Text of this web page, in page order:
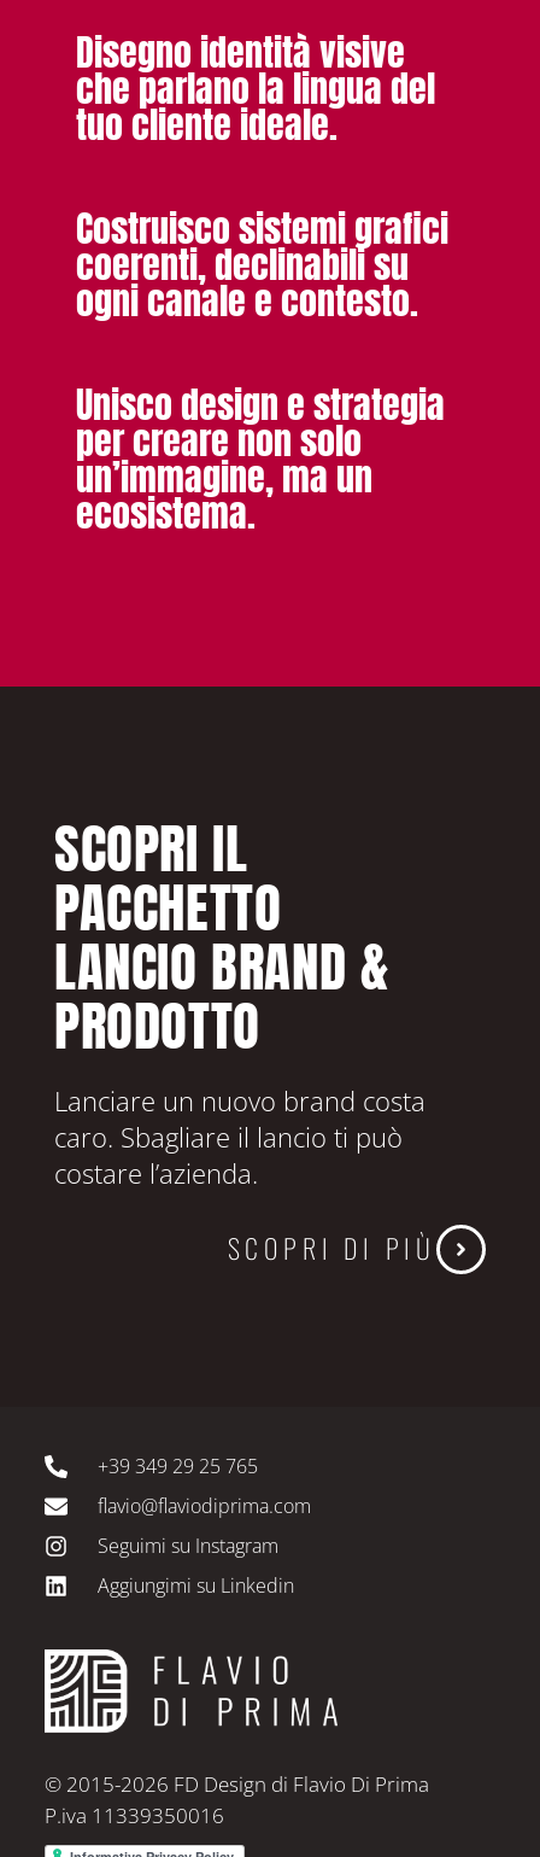
Disegno identità visive
che parlano la lingua del
tuo cliente ideale.
Costruisco sistemi grafici
coerenti, declinabili su
ogni canale e contesto.
Unisco design e strategia
per creare non solo
un’immagine, ma un
ecosistema.
SCOPRI IL
PACCHETTO
LANCIO BRAND &
PRODOTTO
Lanciare un nuovo brand costa
caro. Sbagliare il lancio ti può
costare l’azienda.
SCOPRI DI PIÙ
© 2015-2026 FD Design di Flavio Di Prima
P.iva 11339350016
+39 349 29 25 765
flavio@flaviodiprima.com
Seguimi su Instagram
Aggiungimi su Linkedin